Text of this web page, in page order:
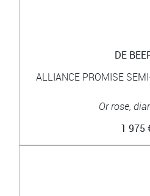
DE
ALLIANCE PROMISE
Or rose,
1 975